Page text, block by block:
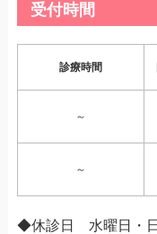
受付時間
診療時間
～
～
◆休診日 水曜日・日